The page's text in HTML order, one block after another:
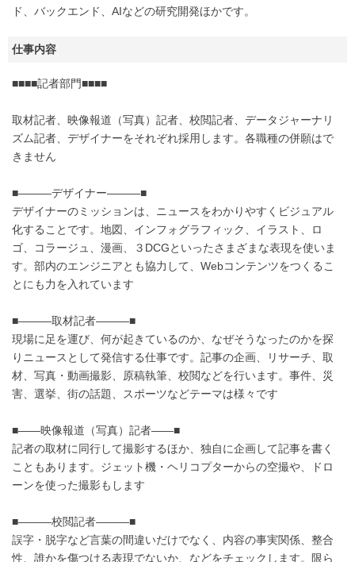
ド、バックエンド、AIなどの研究開発ほかです。
仕事内容
■■■■記者部門■■■■
取材記者、映像報道（写真）記者、校閲記者、データジャーナリ
ズム記者、デザイナーをそれぞれ採用します。各職種の併願はで
きません
■―――デザイナー―――■
デザイナーのミッションは、ニュースをわかりやすくビジュアル
化することです。地図、インフォグラフィック、イラスト、ロ
ゴ、コラージュ、漫画、３DCGといったさまざまな表現を使いま
す。部内のエンジニアとも協力して、Webコンテンツをつくるこ
とにも力を入れています
■―――取材記者―――■
現場に足を運び、何が起きているのか、なぜそうなったのかを探
りニュースとして発信する仕事です。記事の企画、リサーチ、取
材、写真・動画撮影、原稿執筆、校閲などを行います。事件、災
害、選挙、街の話題、スポーツなどテーマは様々です
■――映像報道（写真）記者――■
記者の取材に同行して撮影するほか、独自に企画して記事を書く
こともあります。ジェット機・ヘリコプターからの空撮や、ドロ
ーンを使った撮影もします
■―――校閲記者―――■
誤字・脱字など言葉の間違いだけでなく、内容の事実関係、整合
性、誰かを傷つける表現でないか、などをチェックします。限ら